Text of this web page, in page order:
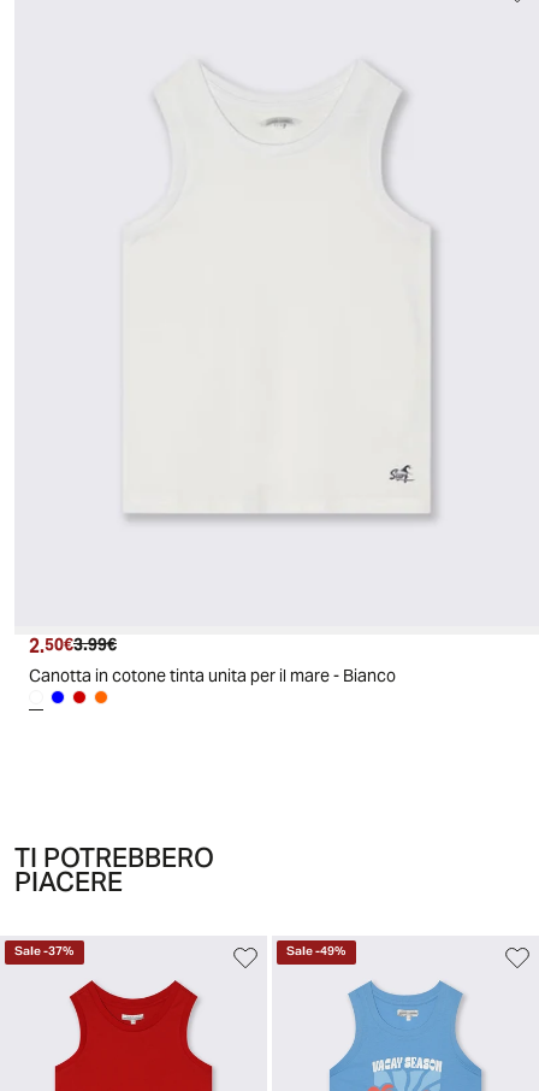
Prezzo attuale
2.50€ Prezzo originale
3.99€
Canotta in cotone tinta unita per il mare - Bianco
TI POTREBBERO
PIACERE
Sale-37% Sale-49%